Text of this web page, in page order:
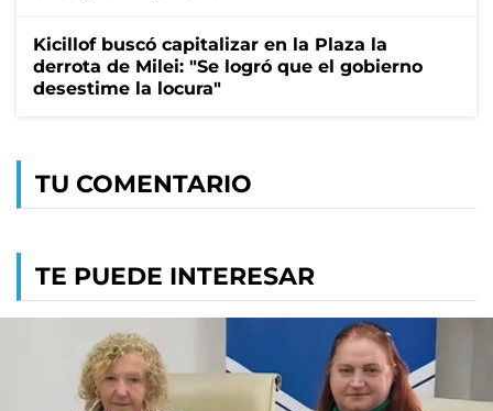
Kicillof buscó capitalizar en la Plaza la
derrota de Milei: "Se logró que el gobierno
desestime la locura"
TU COMENTARIO
TE PUEDE INTERESAR